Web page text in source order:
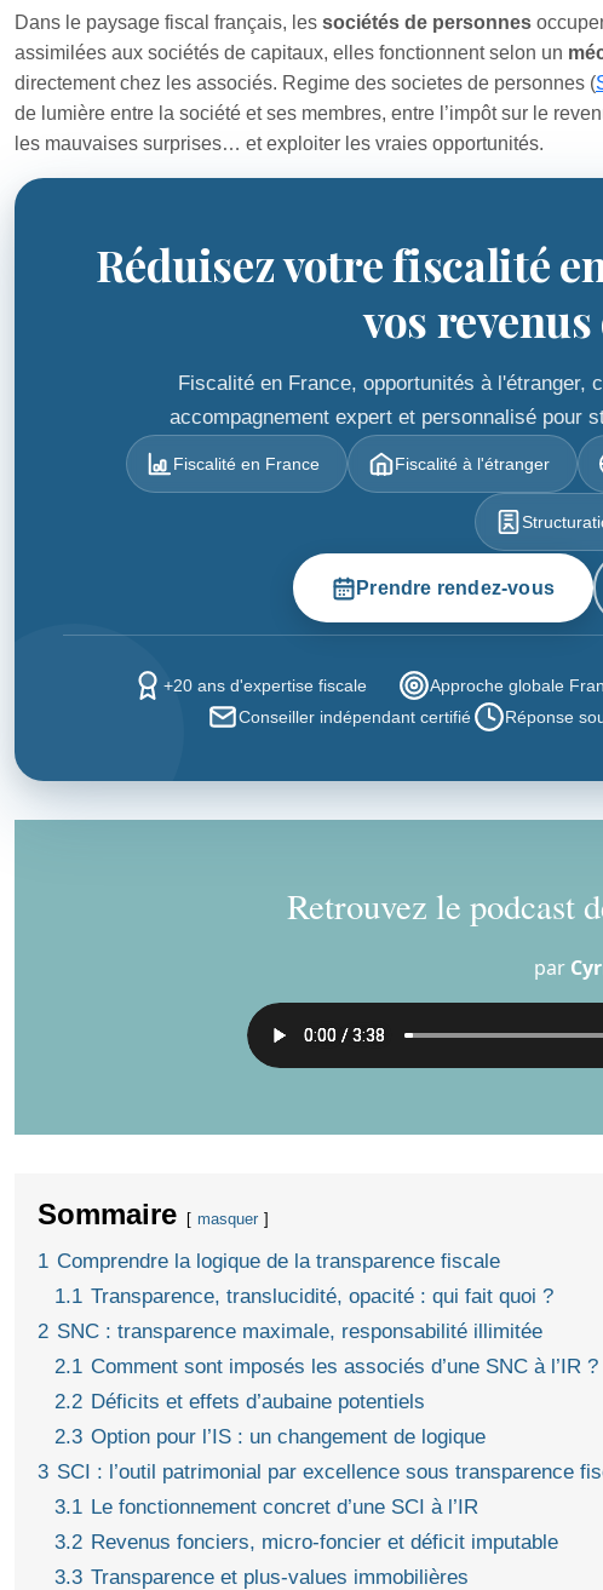
Dans le paysage fiscal français, les sociétés de personnes
assimilées aux sociétés de capitaux, elles fonctionnent selon un
directement chez les associés. Regime des societes de personnes (
de lumière entre la société et ses membres, entre l’impôt sur le
les mauvaises surprises… et exploiter les vraies opportunités.
Réduisez votre fiscalité
vos
Fiscalité en France, opportunités à
accompagnement expert et personnalisé pour
Fiscalité en France Fiscalité à l'étranger
Prendre rendez-vous
+20 ans d'expertise fiscale Approche globale
Conseiller indépendant certifié
Réponse
Retrouvez le podcast
par
Sommaire masquer
1 Comprendre la logique de la transparence fiscale
1.1 Transparence, translucidité, opacité : qui fait quoi ?
2 SNC : transparence maximale, responsabilité illimitée
2.1 Comment sont imposés les associés d’une SNC à l’IR ?
2.2 Déficits et effets d’aubaine potentiels
2.3 Option pour l’IS : un changement de logique
3 SCI : l’outil patrimonial par excellence sous transparence
3.1 Le fonctionnement concret d’une SCI à l’IR
3.2 Revenus fonciers, micro‑foncier et déficit imputable
3.3 Transparence et plus‑values immobilières